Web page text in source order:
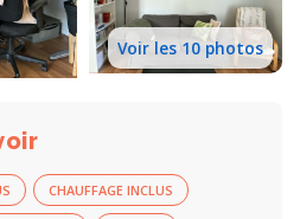
Voir les 10 photos
CHAUFFAGE INCLUS